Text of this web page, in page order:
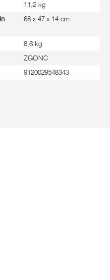
11,2 kg
68 x 47 x 14 cm
8,6 kg
ZGONC
9120029548343